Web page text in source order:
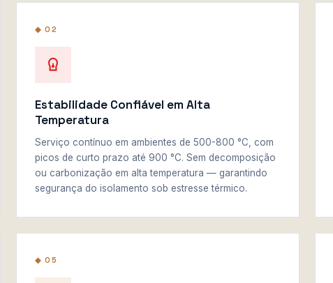
◆ 02
Estabilidade Confiável em Alta
Temperatura
Serviço contínuo em ambientes de 500-800 °C, com
picos de curto prazo até 900 °C. Sem decomposição
ou carbonização em alta temperatura — garantindo
segurança do isolamento sob estresse térmico.
◆ 05